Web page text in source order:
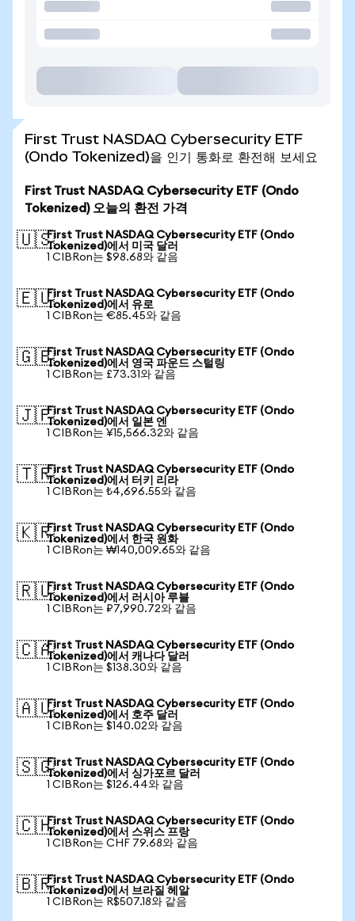
First Trust NASDAQ Cybersecurity ETF
(Ondo Tokenized)을 인기 통화로 환전해 보세요
First Trust NASDAQ Cybersecurity ETF (Ondo
Tokenized) 오늘의 환전 가격
🇺🇸First Trust NASDAQ Cybersecurity ETF (Ondo
Tokenized)에서 미국 달러
1 CIBRon는 $98.68와 같음
🇪🇺First Trust NASDAQ Cybersecurity ETF (Ondo
Tokenized)에서 유로
1 CIBRon는 €85.45와 같음
🇬🇧First Trust NASDAQ Cybersecurity ETF (Ondo
Tokenized)에서 영국 파운드 스털링
1 CIBRon는 £73.31와 같음
🇯🇵First Trust NASDAQ Cybersecurity ETF (Ondo
Tokenized)에서 일본 엔
1 CIBRon는 ¥15,566.32와 같음
🇹🇷First Trust NASDAQ Cybersecurity ETF (Ondo
Tokenized)에서 터키 리라
1 CIBRon는 ₺4,696.55와 같음
🇰🇷First Trust NASDAQ Cybersecurity ETF (Ondo
Tokenized)에서 한국 원화
1 CIBRon는 ₩140,009.65와 같음
🇷🇺First Trust NASDAQ Cybersecurity ETF (Ondo
Tokenized)에서 러시아 루블
1 CIBRon는 ₽7,990.72와 같음
🇨🇦First Trust NASDAQ Cybersecurity ETF (Ondo
Tokenized)에서 캐나다 달러
1 CIBRon는 $138.30와 같음
🇦🇺First Trust NASDAQ Cybersecurity ETF (Ondo
Tokenized)에서 호주 달러
1 CIBRon는 $140.02와 같음
🇸🇬First Trust NASDAQ Cybersecurity ETF (Ondo
Tokenized)에서 싱가포르 달러
1 CIBRon는 $126.44와 같음
🇨🇭First Trust NASDAQ Cybersecurity ETF (Ondo
Tokenized)에서 스위스 프랑
1 CIBRon는 CHF 79.68와 같음
🇧🇷First Trust NASDAQ Cybersecurity ETF (Ondo
Tokenized)에서 브라질 헤알
1 CIBRon는 R$507.18와 같음